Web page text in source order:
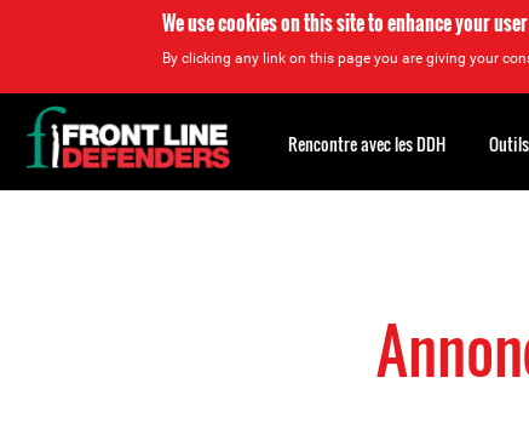
We use cookies on this site to enhance your
By clicking any link on this page you are giving your
Back
to
top
Rencontre avec les DDH